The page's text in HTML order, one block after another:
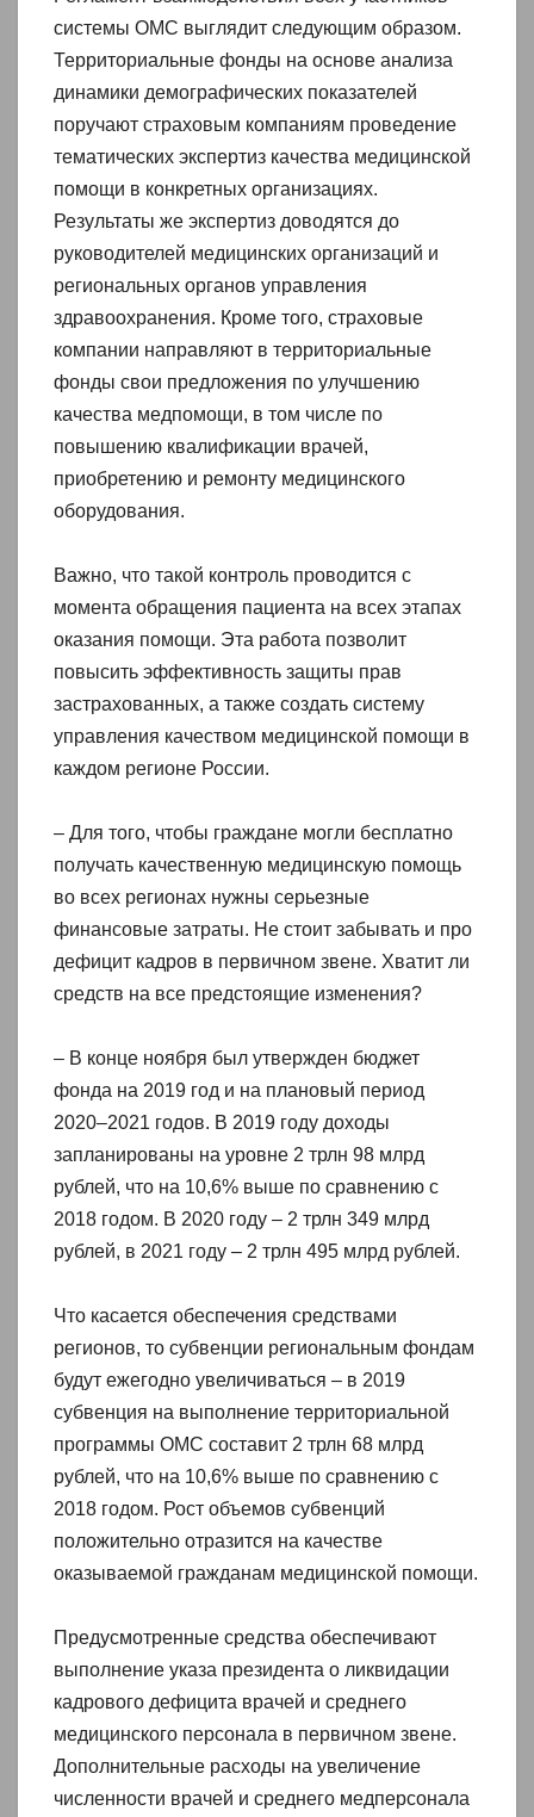
системы ОМС выглядит следующим образом.
Территориальные фонды на основе анализа
динамики демографических показателей
поручают страховым компаниям проведение
тематических экспертиз качества медицинской
помощи в конкретных организациях.
Результаты же экспертиз доводятся до
руководителей медицинских организаций и
региональных органов управления
здравоохранения. Кроме того, страховые
компании направляют в территориальные
фонды свои предложения по улучшению
качества медпомощи, в том числе по
повышению квалификации врачей,
приобретению и ремонту медицинского
оборудования.
Важно, что такой контроль проводится с
момента обращения пациента на всех этапах
оказания помощи. Эта работа позволит
повысить эффективность защиты прав
застрахованных, а также создать систему
управления качеством медицинской помощи в
каждом регионе России.
– Для того, чтобы граждане могли бесплатно
получать качественную медицинскую помощь
во всех регионах нужны серьезные
финансовые затраты. Не стоит забывать и про
дефицит кадров в первичном звене. Хватит ли
средств на все предстоящие изменения?
– В конце ноября был утвержден бюджет
фонда на 2019 год и на плановый период
2020–2021 годов. В 2019 году доходы
запланированы на уровне 2 трлн 98 млрд
рублей, что на 10,6% выше по сравнению с
2018 годом. В 2020 году – 2 трлн 349 млрд
рублей, в 2021 году – 2 трлн 495 млрд рублей.
Что касается обеспечения средствами
регионов, то субвенции региональным фондам
будут ежегодно увеличиваться – в 2019
субвенция на выполнение территориальной
программы ОМС составит 2 трлн 68 млрд
рублей, что на 10,6% выше по сравнению с
2018 годом. Рост объемов субвенций
положительно отразится на качестве
оказываемой гражданам медицинской помощи.
Предусмотренные средства обеспечивают
выполнение указа президента о ликвидации
кадрового дефицита врачей и среднего
медицинского персонала в первичном звене.
Дополнительные расходы на увеличение
численности врачей и среднего медперсонала